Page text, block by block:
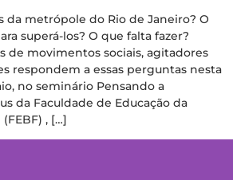
da metrópole do Rio de Janeiro? O
superá-los? O que falta fazer?
de movimentos sociais, agitadores
respondem a essas perguntas nesta
no seminário Pensando a
da Faculdade de Educação da
, […]